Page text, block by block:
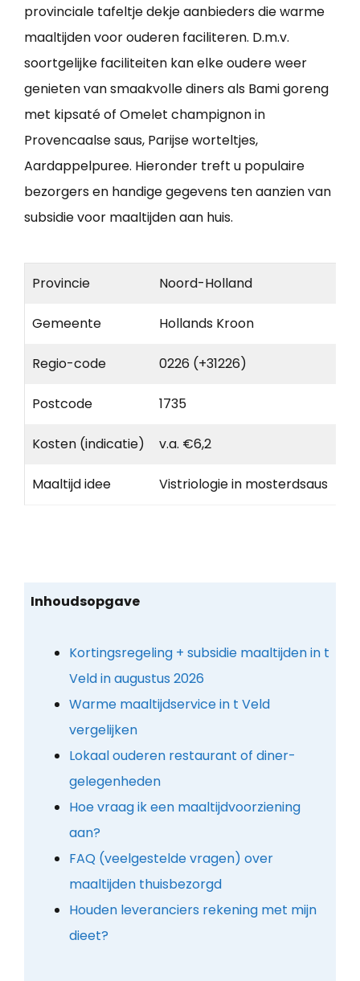
provinciale tafeltje dekje aanbieders die warme
maaltijden voor ouderen faciliteren. D.m.v.
soortgelijke faciliteiten kan elke oudere weer
genieten van smaakvolle diners als Bami goreng
met kipsaté of Omelet champignon in
Provencaalse saus, Parijse worteltjes,
Aardappelpuree. Hieronder treft u populaire
bezorgers en handige gegevens ten aanzien van
subsidie voor maaltijden aan huis.
Provincie Noord-Holland
Gemeente Hollands Kroon
Regio-code 0226 (+31226)
Postcode 1735
Kosten (indicatie) v.a. €6,2
Maaltijd idee Vistriologie in mosterdsaus
Inhoudsopgave
Kortingsregeling + subsidie maaltijden in t
Veld in augustus 2026
Warme maaltijdservice in t Veld
vergelijken
Lokaal ouderen restaurant of diner-
gelegenheden
Hoe vraag ik een maaltijdvoorziening
aan?
FAQ (veelgestelde vragen) over
maaltijden thuisbezorgd
Houden leveranciers rekening met mijn
dieet?